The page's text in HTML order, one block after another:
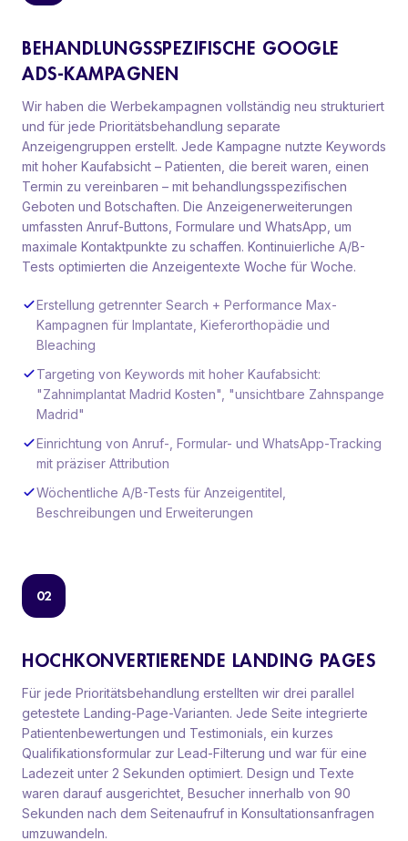
BEHANDLUNGSSPEZIFISCHE GOOGLE
ADS-KAMPAGNEN
Wir haben die Werbekampagnen vollständig neu strukturiert
und für jede Prioritätsbehandlung separate
Anzeigengruppen erstellt. Jede Kampagne nutzte Keywords
mit hoher Kaufabsicht – Patienten, die bereit waren, einen
Termin zu vereinbaren – mit behandlungsspezifischen
Geboten und Botschaften. Die Anzeigenerweiterungen
umfassten Anruf-Buttons, Formulare und WhatsApp, um
maximale Kontaktpunkte zu schaffen. Kontinuierliche A/B-
Tests optimierten die Anzeigentexte Woche für Woche.
Erstellung getrennter Search + Performance Max-
Kampagnen für Implantate, Kieferorthopädie und
Bleaching
Targeting von Keywords mit hoher Kaufabsicht:
"Zahnimplantat Madrid Kosten", "unsichtbare Zahnspange
Madrid"
Einrichtung von Anruf-, Formular- und WhatsApp-Tracking
mit präziser Attribution
Wöchentliche A/B-Tests für Anzeigentitel,
Beschreibungen und Erweiterungen
02
HOCHKONVERTIERENDE LANDING PAGES
Für jede Prioritätsbehandlung erstellten wir drei parallel
getestete Landing-Page-Varianten. Jede Seite integrierte
Patientenbewertungen und Testimonials, ein kurzes
Qualifikationsformular zur Lead-Filterung und war für eine
Ladezeit unter 2 Sekunden optimiert. Design und Texte
waren darauf ausgerichtet, Besucher innerhalb von 90
Sekunden nach dem Seitenaufruf in Konsultationsanfragen
umzuwandeln.